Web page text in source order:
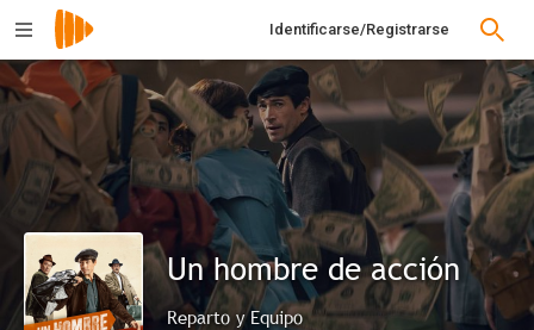
Identificarse/Registrarse
Un hombre de acción
Reparto y Equipo